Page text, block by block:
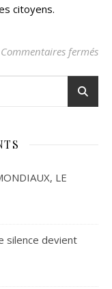
citoyens.
Commentaires fermés
LE
silence devient